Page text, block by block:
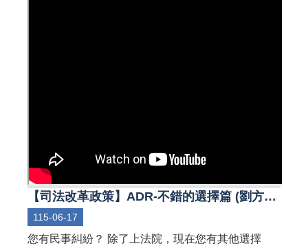
【司法改革政策】ADR-不錯的選擇篇 (劉方慈、陳昊森)
115-06-17
您有民事糾紛？ 除了上法院，現在您有其他選擇